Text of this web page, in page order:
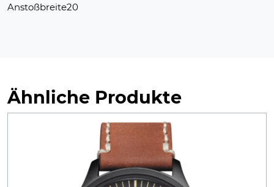
Anstoßbreite20
Ähnliche Produkte